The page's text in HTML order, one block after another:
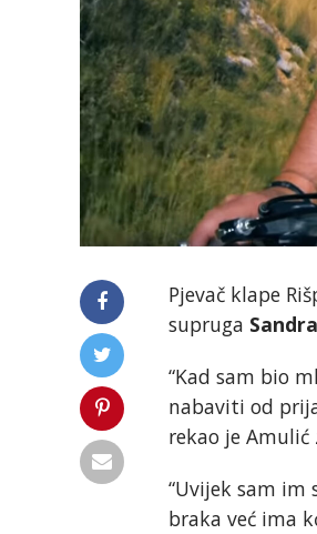
Pjevač klape
supruga
“Kad sam bio
nabaviti od
rekao je Amulić
“Uvijek sam im
braka već ima